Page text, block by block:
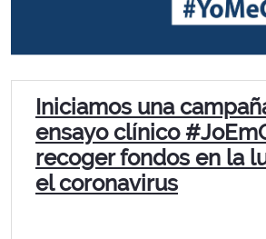
Iniciamos una
ensayo clínico
recoger fondos en la
el coronavirus